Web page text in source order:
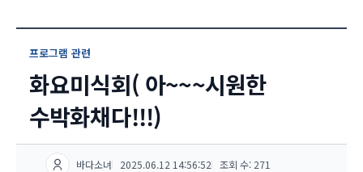
프로그램 관련
화요미식회( 아~~~시원한
수박화채다!!!)
바다소녀 2025.06.12 14:56:52 조회 수: 271